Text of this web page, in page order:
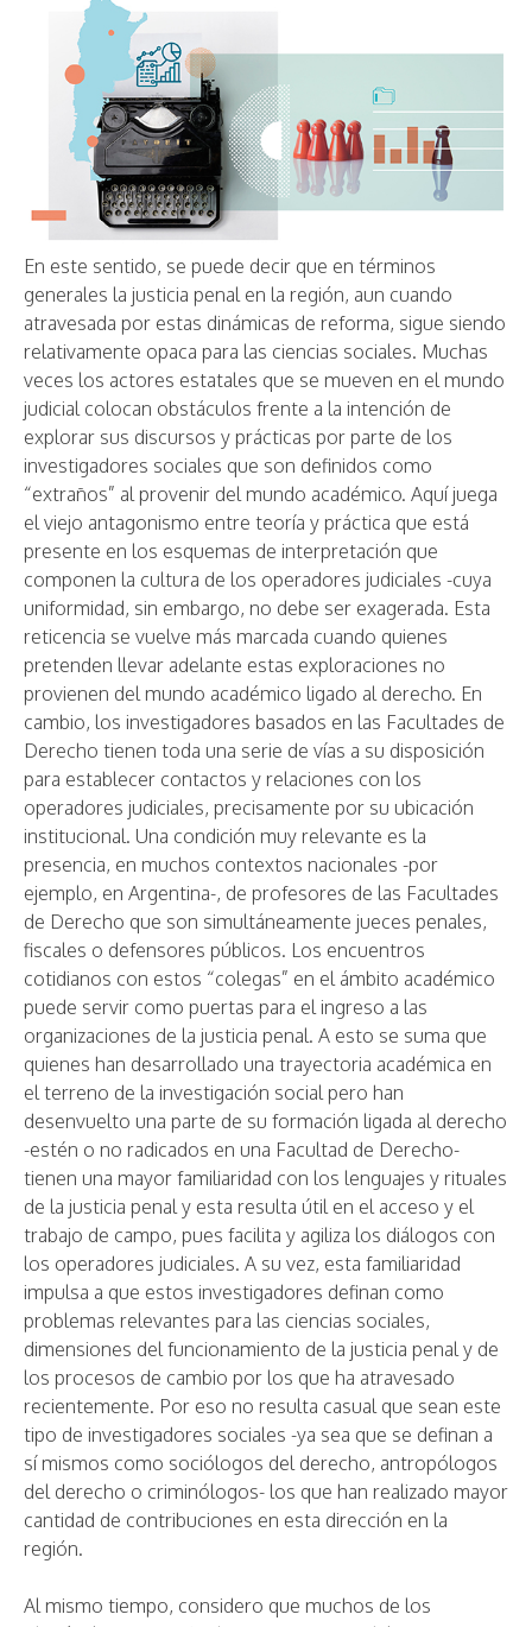
En este sentido, se puede decir que en términos
generales la justicia penal en la región, aun cuando
atravesada por estas dinámicas de reforma, sigue siendo
relativamente opaca para las ciencias sociales. Muchas
veces los actores estatales que se mueven en el mundo
judicial colocan obstáculos frente a la intención de
explorar sus discursos y prácticas por parte de los
investigadores sociales que son definidos como
“extraños” al provenir del mundo académico. Aquí juega
el viejo antagonismo entre teoría y práctica que está
presente en los esquemas de interpretación que
componen la cultura de los operadores judiciales -cuya
uniformidad, sin embargo, no debe ser exagerada. Esta
reticencia se vuelve más marcada cuando quienes
pretenden llevar adelante estas exploraciones no
provienen del mundo académico ligado al derecho. En
cambio, los investigadores basados en las Facultades de
Derecho tienen toda una serie de vías a su disposición
para establecer contactos y relaciones con los
operadores judiciales, precisamente por su ubicación
institucional. Una condición muy relevante es la
presencia, en muchos contextos nacionales -por
ejemplo, en Argentina-, de profesores de las Facultades
de Derecho que son simultáneamente jueces penales,
fiscales o defensores públicos. Los encuentros
cotidianos con estos “colegas” en el ámbito académico
puede servir como puertas para el ingreso a las
organizaciones de la justicia penal. A esto se suma que
quienes han desarrollado una trayectoria académica en
el terreno de la investigación social pero han
desenvuelto una parte de su formación ligada al derecho
-estén o no radicados en una Facultad de Derecho-
tienen una mayor familiaridad con los lenguajes y rituales
de la justicia penal y esta resulta útil en el acceso y el
trabajo de campo, pues facilita y agiliza los diálogos con
los operadores judiciales. A su vez, esta familiaridad
impulsa a que estos investigadores definan como
problemas relevantes para las ciencias sociales,
dimensiones del funcionamiento de la justicia penal y de
los procesos de cambio por los que ha atravesado
recientemente. Por eso no resulta casual que sean este
tipo de investigadores sociales -ya sea que se definan a
sí mismos como sociólogos del derecho, antropólogos
del derecho o criminólogos- los que han realizado mayor
cantidad de contribuciones en esta dirección en la
región.
Al mismo tiempo, considero que muchos de los